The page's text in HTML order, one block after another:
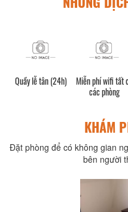
Quầy lễ tân (24h)
Miễn phí wifi tất
các phòng
KHÁM
Đặt phòng để có không gian
bên người